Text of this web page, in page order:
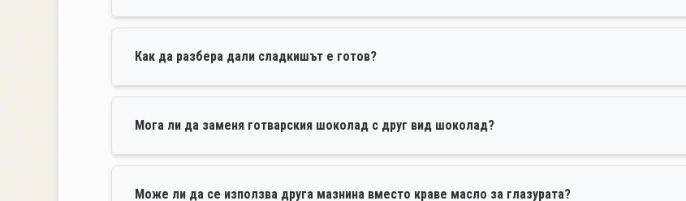
Как да разбера дали сладкишът е готов?
Мога ли да заменя готварския шоколад с друг вид шоколад?
Може ли да се използва друга мазнина вместо краве масло за глазурата?